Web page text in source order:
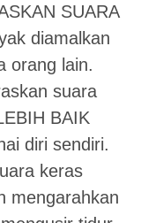
SUARA
diamalkan
orang lain.
suara
BAIK
diri sendiri.
keras
mengarahkan